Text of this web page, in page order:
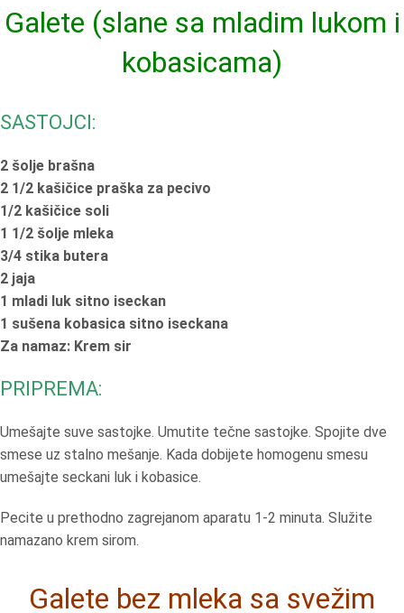
Galete (slane sa mladim lukom i
kobasicama)
SASTOJCI:
2 šolje brašna
2 1/2 kašičice praška za pecivo
1/2 kašičice soli
1 1/2 šolje mleka
3/4 stika butera
2 jaja
1 mladi luk sitno iseckan
1 sušena kobasica sitno iseckana
Za namaz: Krem sir
PRIPREMA:
Umešajte suve sastojke. Umutite tečne sastojke. Spojite dve
smese uz stalno mešanje. Kada dobijete homogenu smesu
umešajte seckani luk i kobasice.
Pecite u prethodno zagrejanom aparatu 1-2 minuta. Služite
namazano krem sirom.
Galete bez mleka sa svežim